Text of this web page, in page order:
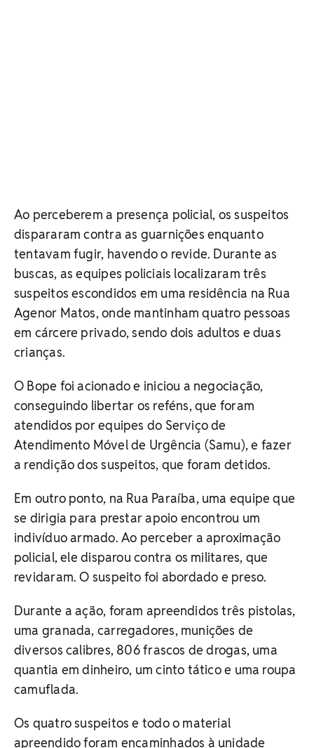
Ao perceberem a presença policial, os suspeitos
dispararam contra as guarnições enquanto
tentavam fugir, havendo o revide. Durante as
buscas, as equipes policiais localizaram três
suspeitos escondidos em uma residência na Rua
Agenor Matos, onde mantinham quatro pessoas
em cárcere privado, sendo dois adultos e duas
crianças.
O Bope foi acionado e iniciou a negociação,
conseguindo libertar os reféns, que foram
atendidos por equipes do Serviço de
Atendimento Móvel de Urgência (Samu), e fazer
a rendição dos suspeitos, que foram detidos.
Em outro ponto, na Rua Paraíba, uma equipe que
se dirigia para prestar apoio encontrou um
indivíduo armado. Ao perceber a aproximação
policial, ele disparou contra os militares, que
revidaram. O suspeito foi abordado e preso.
Durante a ação, foram apreendidos três pistolas,
uma granada, carregadores, munições de
diversos calibres, 806 frascos de drogas, uma
quantia em dinheiro, um cinto tático e uma roupa
camuflada.
Os quatro suspeitos e todo o material
apreendido foram encaminhados à unidade